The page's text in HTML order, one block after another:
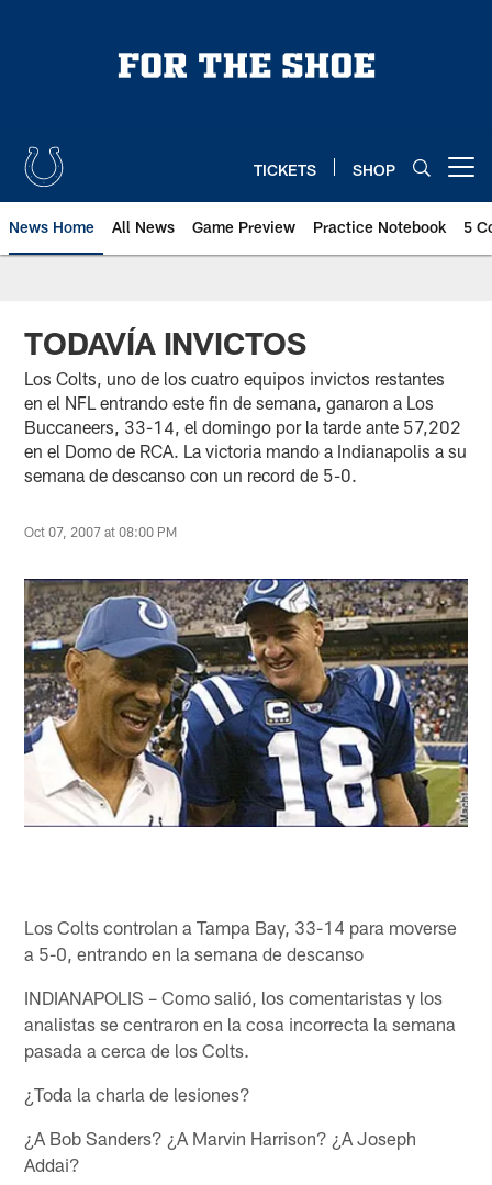
TICKETS SHOP
News Home All News Game Preview Practice Notebook 5
TODAVÍA INVICTOS
Los Colts, uno de los cuatro equipos invictos restantes
en el NFL entrando este fin de semana, ganaron a Los
Buccaneers, 33-14, el domingo por la tarde ante 57,202
en el Domo de RCA. La victoria mando a Indianapolis a su
semana de descanso con un record de 5-0.
Oct 07, 2007 at 08:00 PM
Los Colts controlan a Tampa Bay, 33-14 para moverse
a 5-0, entrando en la semana de descanso
INDIANAPOLIS – Como salió, los comentaristas y los
analistas se centraron en la cosa incorrecta la semana
pasada a cerca de los Colts.
¿Toda la charla de lesiones?
¿A Bob Sanders? ¿A Marvin Harrison? ¿A Joseph
Addai?